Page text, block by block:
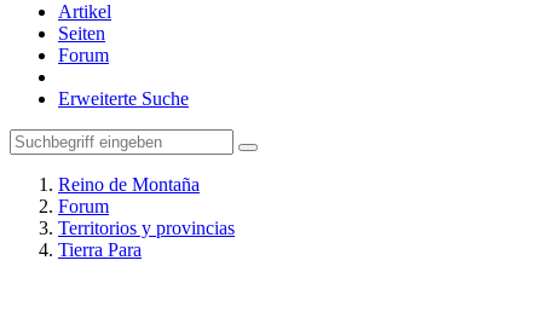
Artikel
Seiten
Forum
Erweiterte Suche
Reino de Montaña
Forum
Territorios y provincias
Tierra Para